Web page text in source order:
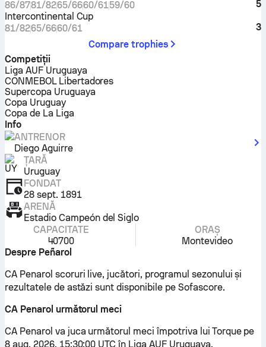
86/8781/8265/6660/6159/60
5
Intercontinental Cup
81/8265/6660/61
3
Compare trophies
Competiţii
Liga AUF Uruguaya
CONMEBOL Libertadores
Supercopa Uruguaya
Copa Uruguay
Copa de La Liga
Info
ANTRENOR
Diego Aguirre
ȚARĂ
Uruguay
FONDAT
28 sept. 1891
ARENĂ
Estadio Campeón del Siglo
CAPACITATE
40700
ORAȘ
Montevideo
Despre Peñarol
CA Penarol scoruri live, jucători, programul sezonului și
rezultatele de astăzi sunt disponibile pe Sofascore.
CA Penarol următorul meci
CA Penarol va juca următorul meci împotriva lui Torque pe
8 aug. 2026, 15:30:00 UTC în Liga AUF Uruguaya.